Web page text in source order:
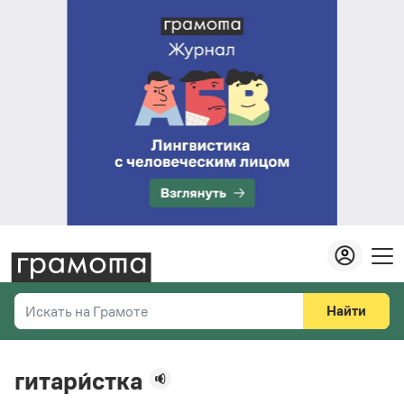
Искать на Грамоте
Справочная служба
Найти
гитари́стка